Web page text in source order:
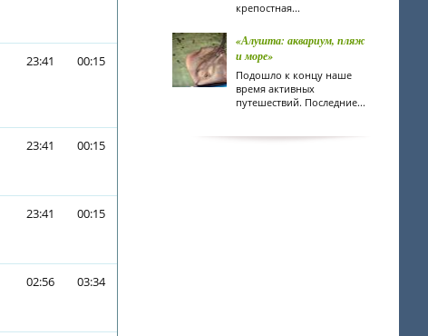
23:41 00:15
23:41 00:15
23:41 00:15
02:56 03:34
крепостная...
«Алушта: аквариум, пляж
и море»
Подошло к концу наше
время активных
путешествий. Последние...